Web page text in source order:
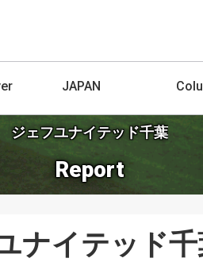
JAPAN
ジェフユナイテッド千葉
Report
ナイテッド